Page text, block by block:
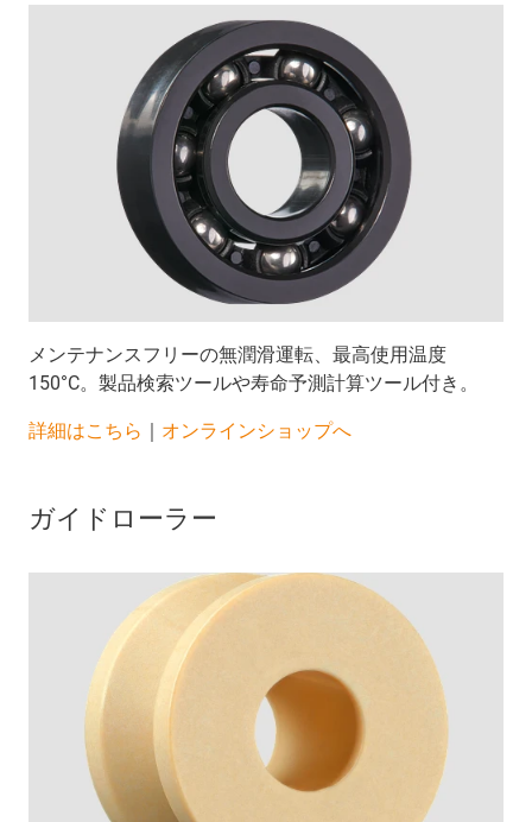
メンテナンスフリーの無潤滑運転、最高使用温度
150°C。製品検索ツールや寿命予測計算ツール付き。
詳細はこちら ｜ オンラインショップへ
ガイドローラー